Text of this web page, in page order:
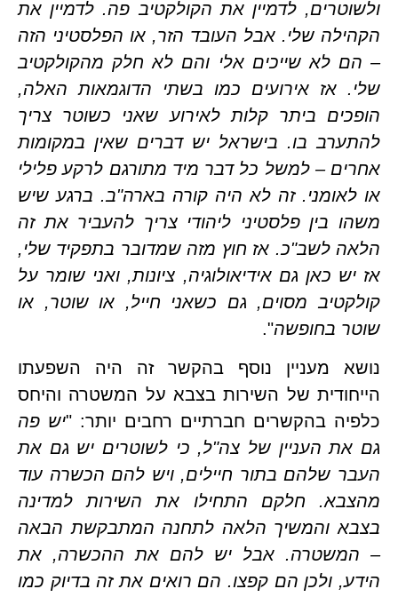
ולשוטרים, לדמיין את הקולקטיב פה. לדמיין את
הקהילה שלי. אבל העובד הזר, או הפלסטיני הזה
– הם לא שייכים אלי והם לא חלק מהקולקטיב
שלי. אז אירועים כמו בשתי הדוגמאות האלה,
הופכים ביתר קלות לאירוע שאני כשוטר צריך
להתערב בו. בישראל יש דברים שאין במקומות
אחרים – למשל כל דבר מיד מתורגם לרקע פלילי
או לאומני. זה לא היה קורה בארה"ב. ברגע שיש
משהו בין פלסטיני ליהודי צריך להעביר את זה
הלאה לשב"כ. אז חוץ מזה שמדובר בתפקיד שלי,
אז יש כאן גם אידיאולוגיה, ציונות, ואני שומר על
קולקטיב מסוים, גם כשאני חייל, או שוטר, או
בחופשה".
נושא מעניין נוסף בהקשר זה היה השפעתו
הייחודית של השירות בצבא על המשטרה והיחס
בהקשרים חברתיים רחבים יותר: "
יש פה
גם את העניין של צה"ל, כי לשוטרים יש גם את
העבר שלהם בתור חיילים, ויש להם הכשרה עוד
מהצבא. חלקם התחילו את השירות למדינה
בצבא והמשיך הלאה לתחנה המתבקשת הבאה
– המשטרה. אבל יש להם את ההכשרה, את
הידע, ולכן הם קפצו. הם רואים את זה בדיוק כמו